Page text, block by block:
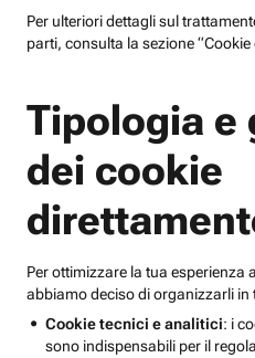
Per ulteriori dettagli sul
parti, consulta la sezione “Cookie
Tipologia e
dei cookie
Per ottimizzare la tua esperienza
abbiamo deciso di organizzarli in
Cookie tecnici e analitici: i
sono indispensabili per il